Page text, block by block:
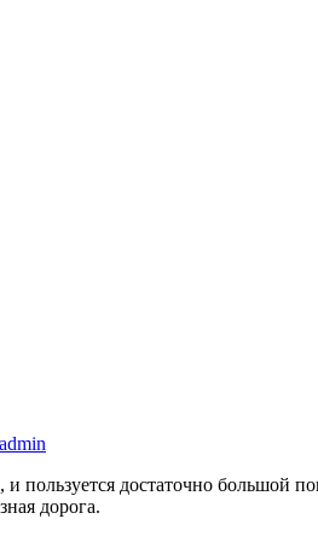
admin
достаточно большой
дорога.